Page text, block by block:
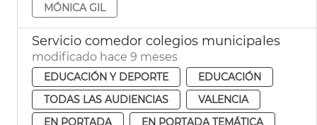
MÓNICA GIL
Servicio comedor colegios municipales
modificado hace 9 meses
EDUCACIÓN Y DEPORTE
EDUCACIÓN
TODAS LAS AUDIENCIAS
VALENCIA
EN PORTADA
EN PORTADA TEMÁTICA